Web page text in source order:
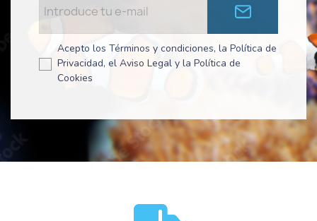
Acepto los Términos y condiciones, la Política de
Privacidad, el Aviso Legal y la Política de
Cookies